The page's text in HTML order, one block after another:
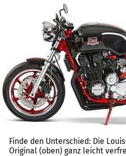
Finde den Unterschied: Die
Original (oben) ganz leicht